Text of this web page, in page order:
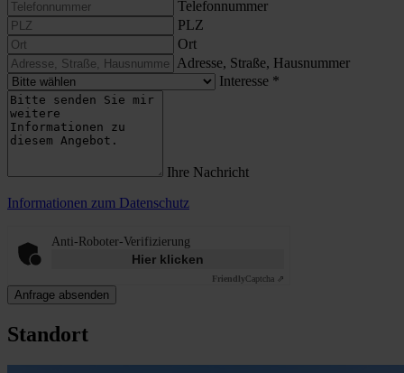
Telefonnummer
PLZ
Ort
Adresse, Straße, Hausnummer
Interesse *
Ihre Nachricht
Informationen zum Datenschutz
Anti-Roboter-Verifizierung
Hier klicken
FriendlyCaptcha ⇗
Anfrage absenden
Standort